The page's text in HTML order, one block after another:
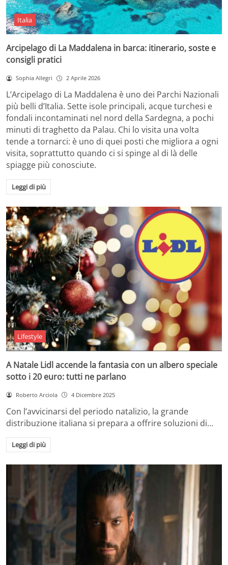
Italia
Arcipelago di La Maddalena in barca: itinerario, soste e
consigli pratici
Sophia Allegri 2 Aprile 2026
L’Arcipelago di La Maddalena è uno dei Parchi Nazionali
più belli d’Italia. Sette isole principali, acque turchesi e
fondali incontaminati nel nord della Sardegna, a pochi
minuti di traghetto da Palau. Chi lo visita una volta
tende a tornarci: è uno di quei posti che migliora a ogni
visita, soprattutto quando ci si spinge al di là delle
spiagge più conosciute.
Leggi di più
Lifestyle
A Natale Lidl accende la fantasia con un albero speciale
sotto i 20 euro: tutti ne parlano
Roberto Arciola 4 Dicembre 2025
Con l’avvicinarsi del periodo natalizio, la grande
distribuzione italiana si prepara a offrire soluzioni di…
Leggi di più